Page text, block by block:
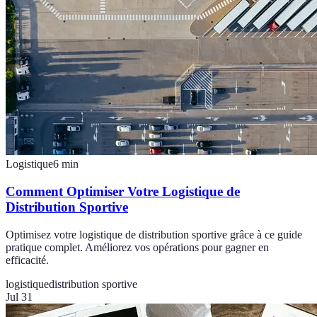
Logistique6 min
Comment Optimiser Votre Logistique de
Distribution Sportive
Optimisez votre logistique de distribution sportive grâce à ce guide
pratique complet. Améliorez vos opérations pour gagner en
efficacité.
logistiquedistribution sportive
Jul 31